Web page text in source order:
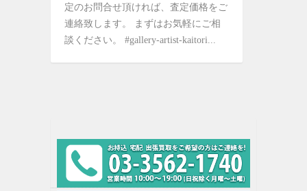
定のお問合せ頂ければ、査定価格をご
連絡致します。 まずはお気軽にご相
談ください。 #gallery-artist-kaitori...